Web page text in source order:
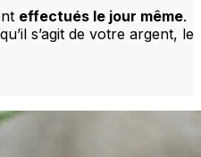
effectués le jour même.
s’agit de votre argent, le